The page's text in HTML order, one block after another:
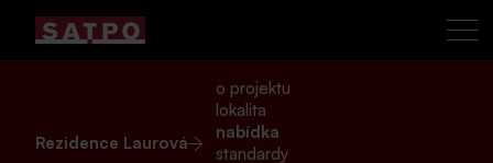
Rezidence Laurová
o projektu
lokalita
nabídka
standardy